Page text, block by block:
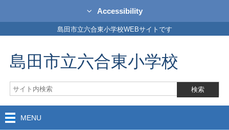
Accessibility
島田市立六合東小学校WEBサイトです
島田市立六合東小学校
MENU